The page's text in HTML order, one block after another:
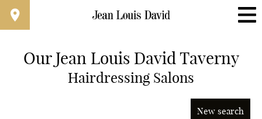
Find a Salon Near You
Our Jean Louis David Taverny
Hairdressing Salons
New search